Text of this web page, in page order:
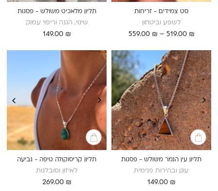
סט צמידים - זריחות
לשפע וביטחון
519.00 ₪
–
559.00 ₪
⁦519.00 ₪⁩
עד
⁦559.00 ₪⁩
תליון מלאכיט משולש - פסגות
שינוי, הגנה וריפוי עמוק
149.00 ₪
תליון עין הנמר משולש - פסגות
עוגן ובהירות פנימית
149.00 ₪
תליון קריסוקולה טיפה - נביעה
לאיזון וסובלנות
269.00 ₪